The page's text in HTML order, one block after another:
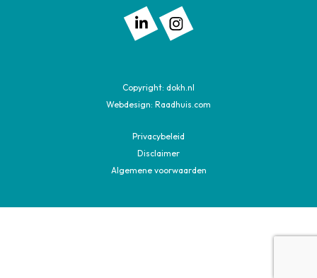
Volg ons op: Linkedin
Copyright: dokh.nl
Webdesign: Raadhuis.com
Privacybeleid
Disclaimer
Algemene voorwaarden